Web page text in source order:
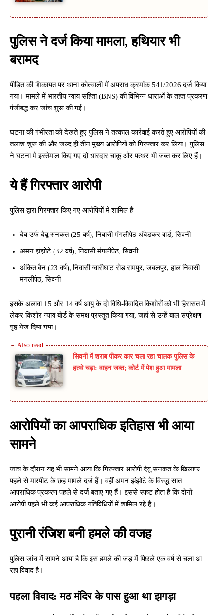
पुलिस ने दर्ज किया मामला, हथियार भी
बरामद
पीड़ित की शिकायत पर थाना कोतवाली में अपराध क्रमांक 541/2026 दर्ज किया
गया। मामले में भारतीय न्याय संहिता (BNS) की विभिन्न धाराओं के तहत प्रकरण
पंजीबद्ध कर जांच शुरू की गई।
घटना की गंभीरता को देखते हुए पुलिस ने तत्काल कार्रवाई करते हुए आरोपियों की
तलाश शुरू की और जल्द ही तीन मुख्य आरोपियों को गिरफ्तार कर लिया। पुलिस
ने घटना में इस्तेमाल किए गए दो धारदार चाकू और पत्थर भी जब्त कर लिए हैं।
ये हैं गिरफ्तार आरोपी
पुलिस द्वारा गिरफ्तार किए गए आरोपियों में शामिल हैं—
देव उर्फ देवू सनकत (25 वर्ष), निवासी मंगलीपेठ अंबेडकर वार्ड, सिवनी
अमन झंझोटे (32 वर्ष), निवासी मंगलीपेठ, सिवनी
अंकित बैन (23 वर्ष), निवासी ग्वारीघाट रोड रामपुर, जबलपुर, हाल निवासी
मंगलीपेठ, सिवनी
इसके अलावा 15 और 14 वर्ष आयु के दो विधि-विवादित किशोरों को भी हिरासत में
लेकर किशोर न्याय बोर्ड के समक्ष प्रस्तुत किया गया, जहां से उन्हें बाल संप्रेक्षण
गृह भेज दिया गया।
सिवनी में शराब पीकर कार चला रहा चालक पुलिस के
हत्थे चढ़ा: वाहन जब्त; कोर्ट में पेश हुआ मामला
आरोपियों का आपराधिक इतिहास भी आया
सामने
जांच के दौरान यह भी सामने आया कि गिरफ्तार आरोपी देवू सनकत के खिलाफ
पहले से मारपीट के छह मामले दर्ज हैं। वहीं अमन झंझोटे के विरुद्ध सात
आपराधिक प्रकरण पहले से दर्ज बताए गए हैं। इससे स्पष्ट होता है कि दोनों
आरोपी पहले भी कई आपराधिक गतिविधियों में शामिल रहे हैं।
पुरानी रंजिश बनी हमले की वजह
पुलिस जांच में सामने आया है कि इस हमले की जड़ में पिछले एक वर्ष से चला आ
रहा विवाद है।
पहला विवाद: मठ मंदिर के पास हुआ था झगड़ा